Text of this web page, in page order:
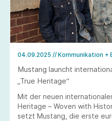
04.09.2025 // Kommunikation +
Mustang launcht
„True Heritage“
Mit der neuen
Heritage – Woven with
setzt Mustang, die erste